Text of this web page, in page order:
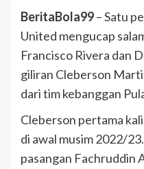
BeritaBola99– Satu
United mengucap
Francisco Rivera dan
giliran Cleberson
dari tim kebanggan
Cleberson pertama
di awal musim 2022/
pasangan Fachruddin